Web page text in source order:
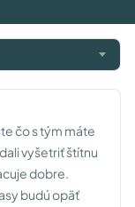
čo s tým máte
vyšetriť štítnu
dobre.
budú opäť